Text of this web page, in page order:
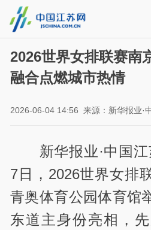
2026世界女排联赛南
融合点燃城市热情
2026-06-04 14:56 来源：新华报业·
新华报业·中国
7日，2026世界女排
青奥体育公园体育馆
东道主身份亮相，